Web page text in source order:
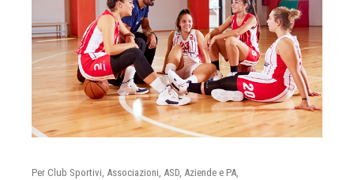
Per Club Sportivi, Associazioni, ASD, Aziende e PA,